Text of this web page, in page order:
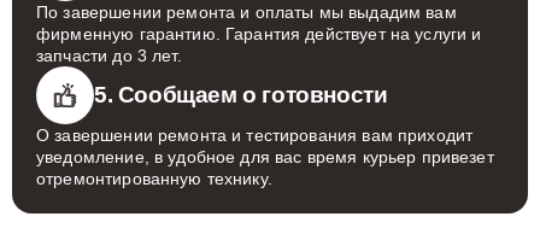
По завершении ремонта и оплаты мы выдадим вам
фирменную гарантию. Гарантия действует на услуги и
запчасти до 3 лет.
5. Сообщаем о готовности
О завершении ремонта и тестирования вам приходит
уведомление, в удобное для вас время курьер привезет
отремонтированную технику.